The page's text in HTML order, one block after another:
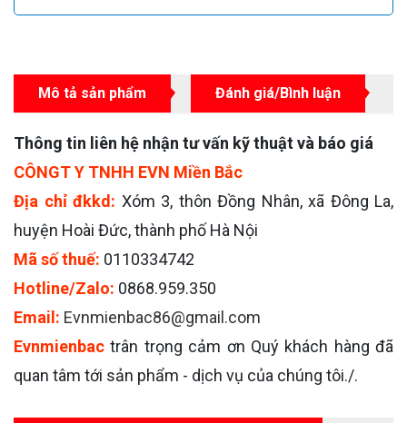
Mô tả sản phẩm Đánh giá/Bình luận
Thông tin liên hệ nhận tư vấn kỹ thuật và báo giá
CÔNGT Y TNHH EVN Miền Bắc
Địa chỉ đkkd: Xóm 3, thôn Đồng Nhân, xã Đông La,
huyện Hoài Đức, thành phố Hà Nội
Mã số thuế: 0110334742
Hotline/Zalo: 0868.959.350
Email: Evnmienbac86@gmail.com
Evnmienbac trân trọng cảm ơn Quý khách hàng đã
quan tâm tới sản phẩm - dịch vụ của chúng tôi./.